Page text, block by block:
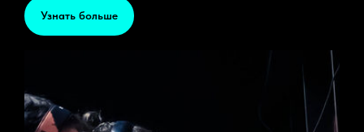
Узнать больше